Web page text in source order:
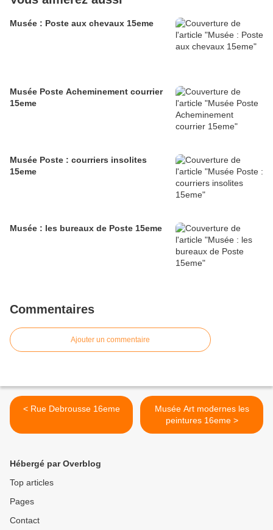
Musée : Poste aux chevaux 15eme
Musée Poste Acheminement courrier
15eme
Musée Poste : courriers insolites
15eme
Musée : les bureaux de Poste 15eme
Commentaires
Ajouter un commentaire
< Rue Debrousse 16eme
Musée Art modernes les
peintures 16eme >
Hébergé par Overblog
Top articles
Pages
Contact